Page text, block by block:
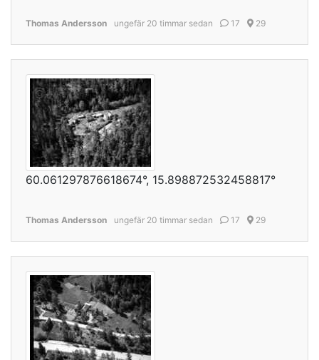
Thomas Andersson ungefär 20 timmar sedan 17 29
60.061297876618674°, 15.898872532458817°
Thomas Andersson ungefär 20 timmar sedan 17 29